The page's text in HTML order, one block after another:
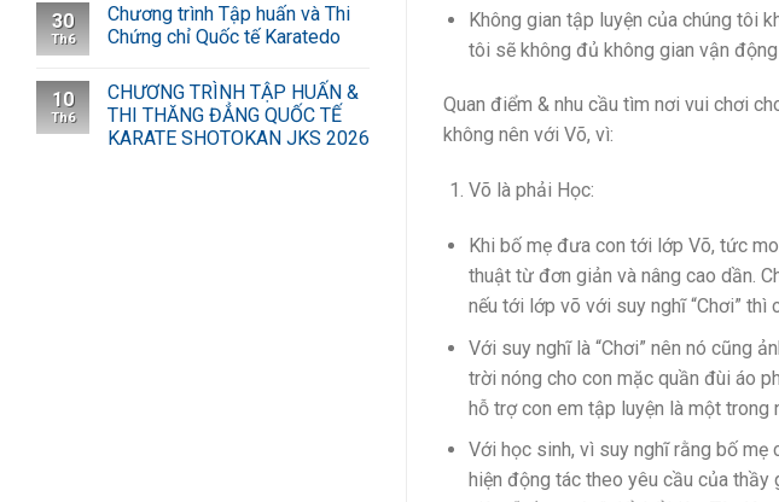
30
Th6
Chương trình Tập huấn và Thi
Chứng chỉ Quốc tế Karatedo
10
Th6
CHƯƠNG TRÌNH TẬP HUẤN &
THI THĂNG ĐẲNG QUỐC TẾ
KARATE SHOTOKAN JKS 2026
Không gian tập luyện của chúng tôi
tôi sẽ không đủ không gian vận
Quan điểm & nhu cầu tìm nơi vui chơi
không nên với Võ, vì:
Võ là phải Học:
Khi bố mẹ đưa con tới lớp Võ, tức
thuật từ đơn giản và nâng cao dần.
nếu tới lớp võ với suy nghĩ “Chơi” thì
Với suy nghĩ là “Chơi” nên nó cũng
trời nóng cho con mặc quần đùi áo
hỗ trợ con em tập luyện là một trong
Với học sinh, vì suy nghĩ rằng bố mẹ
hiện động tác theo yêu cầu của